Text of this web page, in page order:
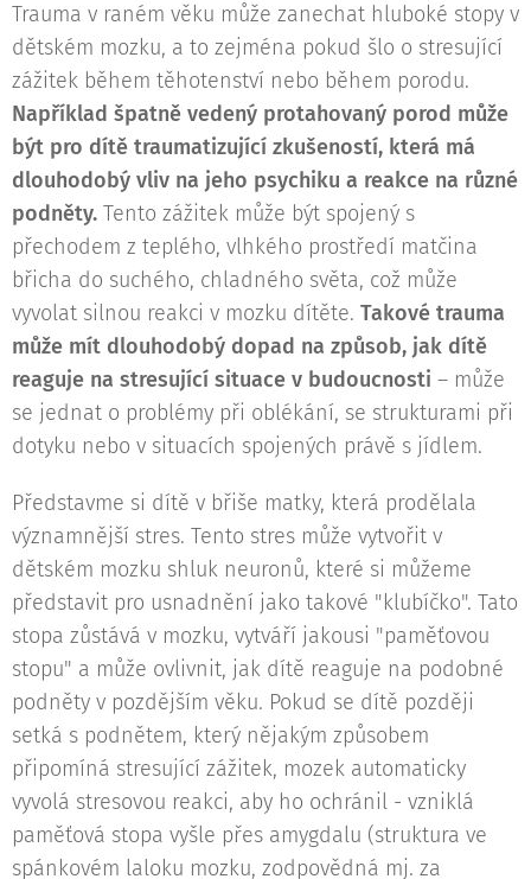
Trauma v raném věku může zanechat hluboké stopy v
dětském mozku, a to zejména pokud šlo o stresující
zážitek během těhotenství nebo během porodu.
Například špatně vedený protahovaný porod může
být pro dítě traumatizující zkušeností, která má
dlouhodobý vliv na jeho psychiku a reakce na různé
podněty. Tento zážitek může být spojený s
přechodem z teplého, vlhkého prostředí matčina
břicha do suchého, chladného světa, což může
vyvolat silnou reakci v mozku dítěte. Takové trauma
může mít dlouhodobý dopad na způsob, jak dítě
reaguje na stresující situace v budoucnosti – může
se jednat o problémy při oblékání, se strukturami při
dotyku nebo v situacích spojených právě s jídlem.
Představme si dítě v břiše matky, která prodělala
významnější stres. Tento stres může vytvořit v
dětském mozku shluk neuronů, které si můžeme
představit pro usnadnění jako takové "klubíčko". Tato
stopa zůstává v mozku, vytváří jakousi "paměťovou
stopu" a může ovlivnit, jak dítě reaguje na podobné
podněty v pozdějším věku. Pokud se dítě později
setká s podnětem, který nějakým způsobem
připomíná stresující zážitek, mozek automaticky
vyvolá stresovou reakci, aby ho ochránil - vzniklá
paměťová stopa vyšle přes amygdalu (struktura ve
spánkovém laloku mozku, zodpovědná mj. za